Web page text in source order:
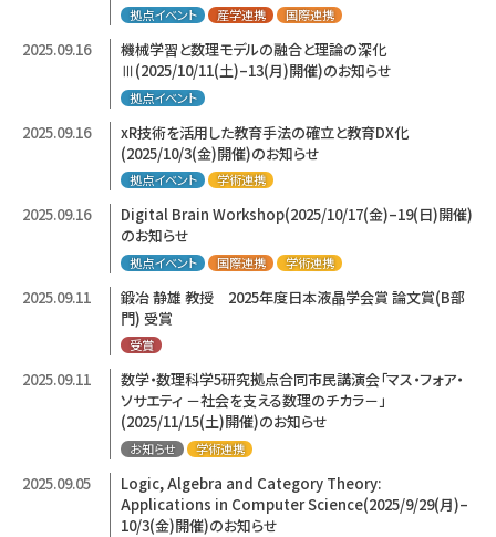
拠点イベント 産学連携 国際連携
2025.09.16
機械学習と数理モデルの融合と理論の深化
Ⅲ(2025/10/11(土)–13(月)開催)のお知らせ
拠点イベント
2025.09.16
xR技術を活用した教育手法の確立と教育DX化
(2025/10/3(金)開催)のお知らせ
拠点イベント 学術連携
2025.09.16
Digital Brain Workshop(2025/10/17(金)–19(日)開催)
のお知らせ
拠点イベント 国際連携 学術連携
2025.09.11
鍛冶 静雄 教授 2025年度日本液晶学会賞 論文賞(B部
門) 受賞
受賞
2025.09.11
数学・数理科学5研究拠点合同市民講演会「マス・フォア・
ソサエティ －社会を支える数理のチカラ－」
(2025/11/15(土)開催)のお知らせ
お知らせ 学術連携
2025.09.05
Logic, Algebra and Category Theory:
Applications in Computer Science(2025/9/29(月)–
10/3(金)開催)のお知らせ